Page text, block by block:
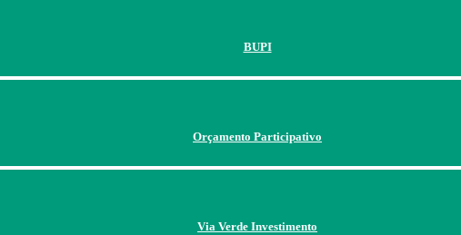
BUPI
Orçamento Participativo
Via Verde Investimento